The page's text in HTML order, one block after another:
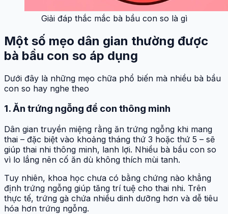
Giải đáp thắc mắc bà bầu con so là gì
Một số mẹo dân gian thường được
bà bầu con so áp dụng
Dưới đây là những mẹo chữa phổ biến mà nhiều bà bầu
con so hay nghe theo
1. Ăn trứng ngỗng để con thông minh
Dân gian truyền miệng rằng ăn trứng ngỗng khi mang
thai – đặc biệt vào khoảng tháng thứ 3 hoặc thứ 5 – sẽ
giúp thai nhi thông minh, lanh lợi. Nhiều bà bầu con so
vì lo lắng nên cố ăn dù không thích mùi tanh.
Tuy nhiên, khoa học chưa có bằng chứng nào khẳng
định trứng ngỗng giúp tăng trí tuệ cho thai nhi. Trên
thực tế, trứng gà chứa nhiều dinh dưỡng hơn và dễ tiêu
hóa hơn trứng ngỗng.